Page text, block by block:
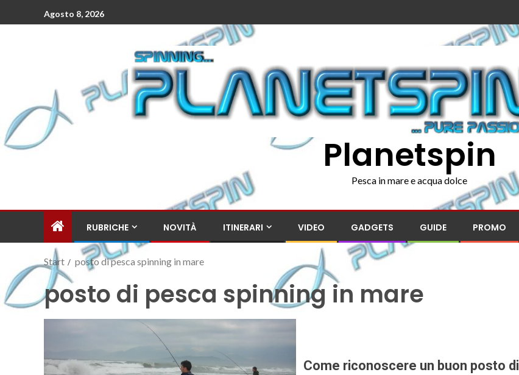
Agosto 8, 2026
Planetspin
Pesca in mare e acqua dolce
RUBRICHE NOVITÀ ITINERARI VIDEO GADGETS GUIDE PROMO
Start posto di pesca spinning in mare
posto di pesca spinning in mare
Come riconoscere un buon posto di